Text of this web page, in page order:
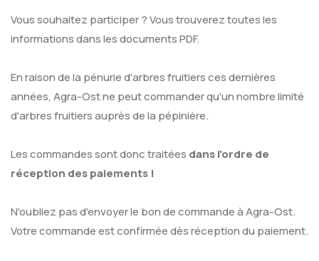
Vous souhaitez participer ? Vous trouverez toutes les
informations dans les documents PDF.
En raison de la pénurie d'arbres fruitiers ces dernières
années, Agra-Ost ne peut commander qu'un nombre limité
d'arbres fruitiers auprès de la pépinière.
Les commandes sont donc traitées dans l'ordre de
réception des paiements !
N'oubliez pas d'envoyer le bon de commande à Agra-Ost.
Votre commande est confirmée dès réception du paiement.